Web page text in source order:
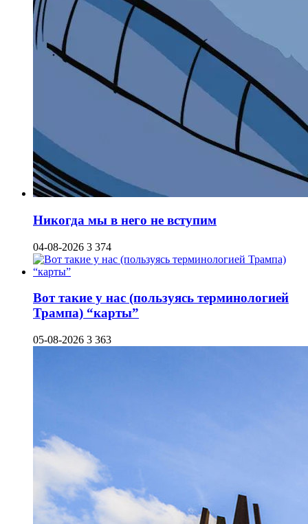
Никогда мы в него не вступим
04-08-2026 3 374
Вот такие у нас (пользуясь терминологией
Трампа) “карты”
05-08-2026 3 363